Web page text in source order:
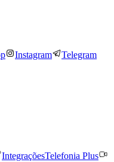
Instagram Telegram
IntegraçõesTelefonia Plus